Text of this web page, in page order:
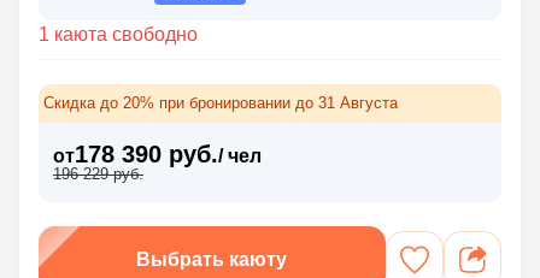
1 каюта свободно
Скидка до 20% при бронировании до 31 Августа
от178 390 руб./ чел
196 229 руб.
Выбрать каюту